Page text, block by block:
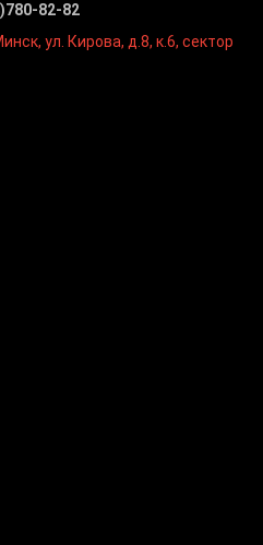
82-82
ул. Кирова, д.8, к.6, сектор